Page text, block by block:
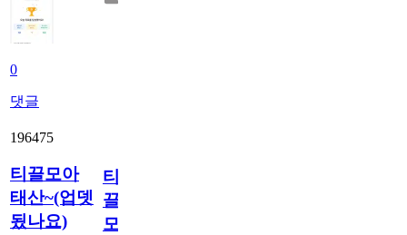
0
댓글
196475
티끌모아
태산~(업뎃
됬나요)
티
끌
모